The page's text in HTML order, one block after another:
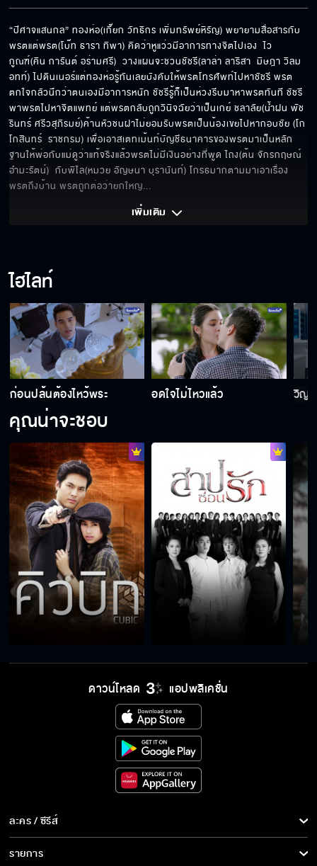
“ปีศาจแสนกล” ทองห่อ(เกี๊ยก วัทธิกร เพิ่มทรัพย์หิรัญ) พยายามสื่อสารกับ
พรตแต่พรต(โบ๊ท ธารา ทิพา) คิดว่าหูแว่วมีอาการทางจิตไปเอง  ไว
กูณฑ์(คิน การันต์ อร่ามศรี)  วางแผนจะชวนชัชรี(ลาล่า ลาริสา  มิษฎา วิลม
อทท์) ไปดินเนอร์แต่ทองห่อรู้ทันเลยบังคับให้พรตโทรศัพท์ไปหาชัชรี พรต
ตกใจกลัวนึกว่าตนเองมีอาการหนัก ชัชรีรู้ก็เป็นห่วงรีบมาหาพรตทันที ชัชรี
พาพรตไปหาจิตแพทย์ แต่พรตกลับถูกวินิจฉัยว่าเป็นเกย์ ชลาลัย(น้ำฝน พัช
รินทร์ ศรีวสุภิรมย์)ค้านหัวชนฝาไม่ยอมรับพรตเป็นน้องเขยไปหากอบชัย (โก
โกสินทร์  ราชกรม) เพื่อเอาสเตทเม้นท์บัญชีธนาคารของพรตมาเป็นหลัก
ฐานให้พ่อกับแม่ดูว่าแท้จริงแล้วพรตไม่มีเงินอย่างที่พูด ไถง(ต้น จักรกฤษณ์
อำมะรัตน์)  กับพิไล(หมวย อัญษนา บุรานันท์) โกรธมากตามมาเอาเรื่อง
พรตถึงบ้าน พรตถูกต่อว่ายกใหญ...
เพิ่มเติม
ไฮไลท์
ก่อนปล้นต้องไหว้พระ อดใจไม่ไหวแล้ว วิญ
คุณน่าจะชอบ
ดาวน์โหลด แอปพลิเคชั่น
ละคร / ซีรีส์
ละคร/ซีรีส์
รายการ